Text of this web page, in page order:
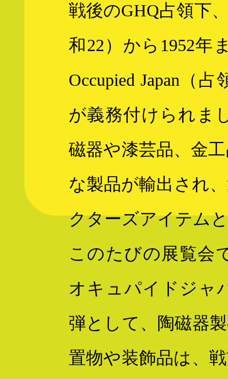
戦後のGHQ占領下
和22）から1952年
Occupied Japan（
が義務付けられま
磁器や漆芸品、金
な製品が輸出され
クターズアイテム
このたびの展覧会
オキュパイドジャ
弾として、陶磁器
置物や装飾品は、